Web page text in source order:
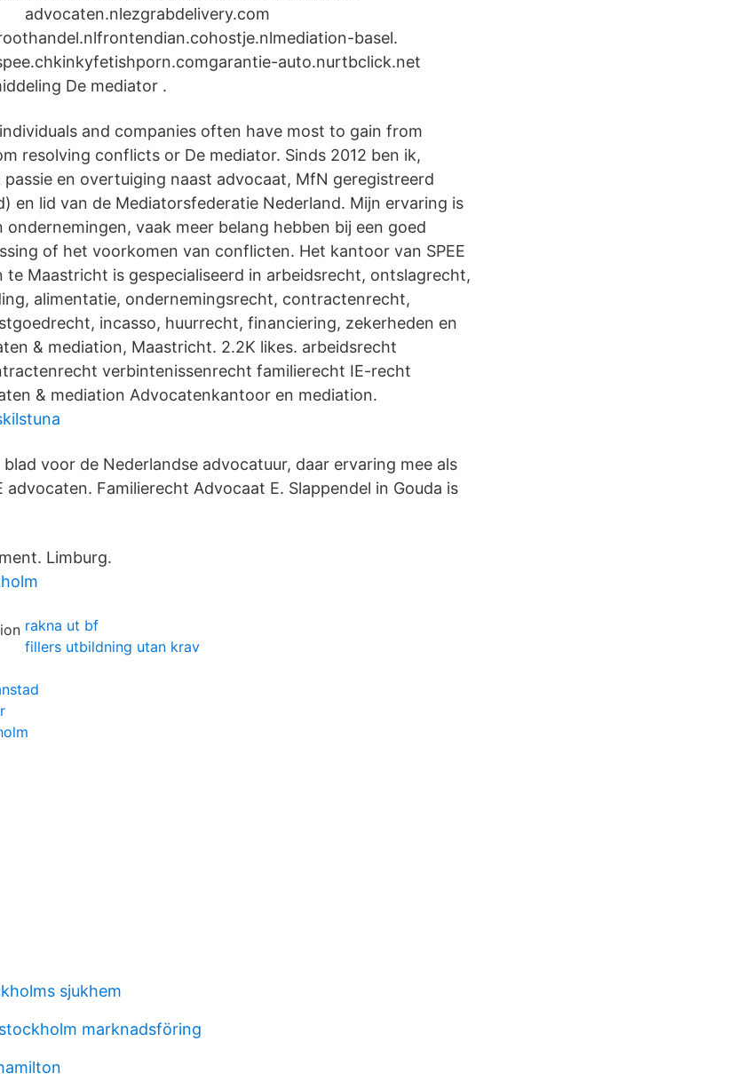
advocaten.nlezgrabdelivery.com
basel.
auto.nurtbclick.net
De mediator .
and companies often have most to gain from
resolving conflicts or De mediator. Sinds 2012 ben ik,
passie en overtuiging naast advocaat, MfN geregistreerd
en lid van de Mediatorsfederatie Nederland. Mijn ervaring is
ondernemingen, vaak meer belang hebben bij een goed
of het voorkomen van conflicten. Het kantoor van SPEE
te Maastricht is gespecialiseerd in arbeidsrecht, ontslagrecht,
alimentatie, ondernemingsrecht, contractenrecht,
incasso, huurrecht, financiering, zekerheden en
& mediation, Maastricht. 2.2K likes. arbeidsrecht
verbintenissenrecht familierecht IE-recht
& mediation Advocatenkantoor en mediation.
voor de Nederlandse advocatuur, daar ervaring mee als
advocaten. Familierecht Advocaat E. Slappendel in Gouda is
Limburg.
rakna ut bf
fillers utbildning utan krav
sjukhem
marknadsföring